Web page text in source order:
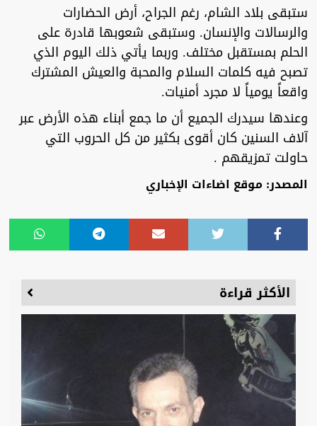
ستبقى بلاد الشام، رغم الجراح، أرض الحضارات
والرسالات والإنسان. وستبقى شعوبها قادرة على
الحلم بمستقبل مختلف. وربما يأتي ذلك اليوم الذي
تصبح فيه كلمات السلام والمحبة والعيش المشترك
واقعاً يومياً لا مجرد أمنيات.
وعندها سيدرك الجميع أن ما جمع أبناء هذه الأرض عبر
آلاف السنين كان أقوى بكثير من كل الحروب التي
حاولت تمزيقهم .
المصدر: موقع اضاءات الإخباري
الأكثر قراءة